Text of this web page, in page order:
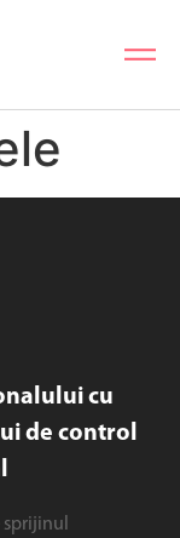
cu
de control
sprijinul